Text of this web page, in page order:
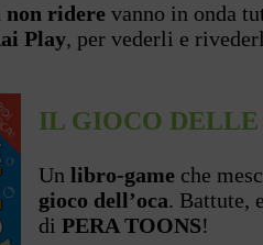
non ridere vanno in onda
Play, per vederli e
IL GIOCO DELLE
Un libro-game che
gioco dell’oca. Battute,
di PERA TOONS!